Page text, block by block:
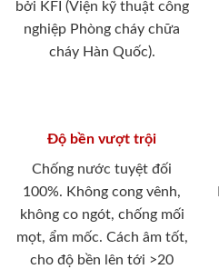
bởi KFI (Viện kỹ thuật công
nghiệp Phòng cháy chữa
cháy Hàn Quốc).
Độ bền vượt trội
Chống nước tuyệt đối
100%. Không cong vênh,
không co ngót, chống mối
mọt, ẩm mốc. Cách âm tốt,
cho độ bền lên tới >20